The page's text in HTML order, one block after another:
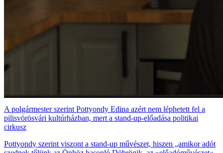
A polgármester szerint Pottyondy Edina azért nem léphetett fel a
pilisvörösvári kultúrházban, mert a stand-up-előadása politikai
cirkusz
Pottyondy szerint viszont a stand-up művészet, hiszen „amikor adót